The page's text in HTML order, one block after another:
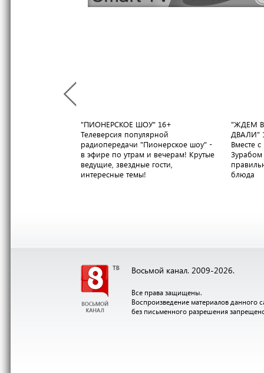
"ПИОНЕРСКОЕ ШОУ" 16+
Телеверсия популярной
радиопередачи "Пионерское шоу" -
в эфире по утрам и вечерам! Крутые
ведущие, звездные гости,
интересные темы!
"ЖДЕМ
ДВАЛИ"
Вместе
Зурабом
блюда
Восьмой канал. 2009-2026.
Все права защищены.
Воспроизведение материалов данного
без письменного разрешения